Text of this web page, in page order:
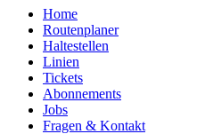
Home
Routenplaner
Haltestellen
Linien
Tickets
Abonnements
Jobs
Fragen & Kontakt